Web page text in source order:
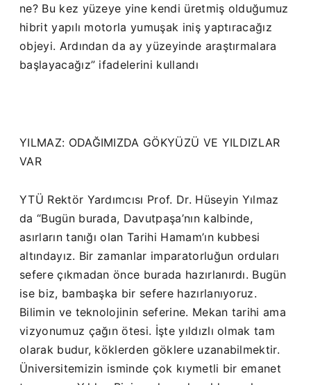
ne? Bu kez yüzeye yine kendi üretmiş olduğumuz
hibrit yapılı motorla yumuşak iniş yaptıracağız
objeyi. Ardından da ay yüzeyinde araştırmalara
başlayacağız” ifadelerini kullandı
YILMAZ: ODAĞIMIZDA GÖKYÜZÜ VE YILDIZLAR
VAR
YTÜ Rektör Yardımcısı Prof. Dr. Hüseyin Yılmaz
da “Bugün burada, Davutpaşa’nın kalbinde,
asırların tanığı olan Tarihi Hamam’ın kubbesi
altındayız. Bir zamanlar imparatorluğun orduları
sefere çıkmadan önce burada hazırlanırdı. Bugün
ise biz, bambaşka bir sefere hazırlanıyoruz.
Bilimin ve teknolojinin seferine. Mekan tarihi ama
vizyonumuz çağın ötesi. İşte yıldızlı olmak tam
olarak budur, köklerden göklere uzanabilmektir.
Üniversitemizin isminde çok kıymetli bir emanet